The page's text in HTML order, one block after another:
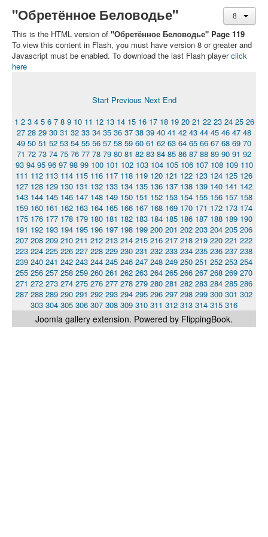
"Обретённое Беловодье"
This is the HTML version of "Обретённое Беловодье" Page 119
To view this content in Flash, you must have version 8 or greater and
Javascript must be enabled. To download the last Flash playerclick
here
Start Previous Next End
1 2 3 4 5 6 7 8 9 10 11 12 13 14 15 16 17 18 19 20 21 22 23 24 25 26
27 28 29 30 31 32 33 34 35 36 37 38 39 40 41 42 43 44 45 46 47 48
49 50 51 52 53 54 55 56 57 58 59 60 61 62 63 64 65 66 67 68 69 70
71 72 73 74 75 76 77 78 79 80 81 82 83 84 85 86 87 88 89 90 91 92
93 94 95 96 97 98 99 100 101 102 103 104 105 106 107 108 109 110
111 112 113 114 115 116 117 118 119 120 121 122 123 124 125 126
127 128 129 130 131 132 133 134 135 136 137 138 139 140 141 142
143 144 145 146 147 148 149 150 151 152 153 154 155 156 157 158
159 160 161 162 163 164 165 166 167 168 169 170 171 172 173 174
175 176 177 178 179 180 181 182 183 184 185 186 187 188 189 190
191 192 193 194 195 196 197 198 199 200 201 202 203 204 205 206
207 208 209 210 211 212 213 214 215 216 217 218 219 220 221 222
223 224 225 226 227 228 229 230 231 232 233 234 235 236 237 238
239 240 241 242 243 244 245 246 247 248 249 250 251 252 253 254
255 256 257 258 259 260 261 262 263 264 265 266 267 268 269 270
271 272 273 274 275 276 277 278 279 280 281 282 283 284 285 286
287 288 289 290 291 292 293 294 295 296 297 298 299 300 301 302
303 304 305 306 307 308 309 310 311 312 313 314 315 316
Joomla gallery extension. Powered by FlippingBook.